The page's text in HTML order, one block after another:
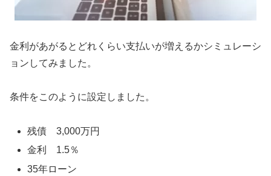
金利があがるとどれくらい支払いが増えるかシミュレーシ
ョンしてみました。
条件をこのように設定しました。
残債 3,000万円
金利 1.5％
35年ローン